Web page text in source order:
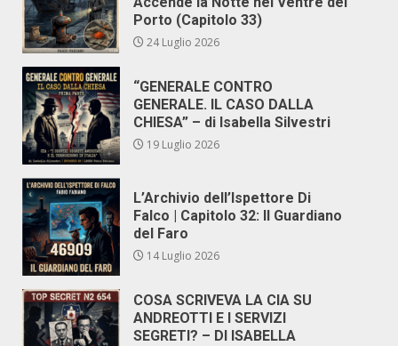
Porto (Capitolo 33)
24 Luglio 2026
“GENERALE CONTRO
GENERALE. IL CASO DALLA
CHIESA” – di Isabella Silvestri
19 Luglio 2026
L’Archivio dell’Ispettore Di
Falco | Capitolo 32: Il Guardiano
del Faro
14 Luglio 2026
COSA SCRIVEVA LA CIA SU
ANDREOTTI E I SERVIZI
SEGRETI? – DI ISABELLA